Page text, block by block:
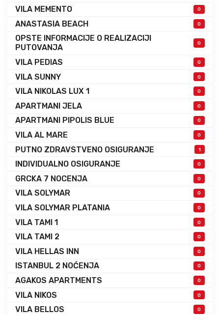
VILA MEMENTO 0
ANASTASIA BEACH 0
OPSTE INFORMACIJE O REALIZACIJI
PUTOVANJA
0
VILA PEDIAS 0
VILA SUNNY 0
VILA NIKOLAS LUX 1 0
APARTMANI JELA 0
APARTMANI PIPOLIS BLUE 0
VILA AL MARE 0
PUTNO ZDRAVSTVENO OSIGURANJE 1
INDIVIDUALNO OSIGURANJE 0
GRCKA 7 NOCENJA 0
VILA SOLYMAR 0
VILA SOLYMAR PLATANIA 0
VILA TAMI 1 0
VILA TAMI 2 0
VILA HELLAS INN 0
ISTANBUL 2 NOĆENJA 0
AGAKOS APARTMENTS 0
VILA NIKOS 0
VILA BELLOS 0